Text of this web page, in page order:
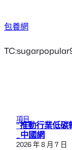
包養網
項目
“推動行業低
_中國網
2026 年 8 月 7 日